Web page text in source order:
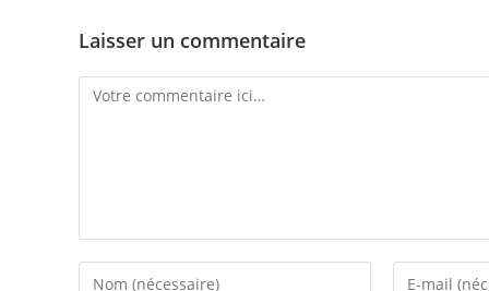
Laisser un commentaire